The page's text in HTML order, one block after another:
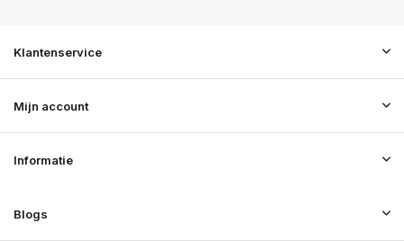
Klantenservice
Mijn account
Informatie
Blogs